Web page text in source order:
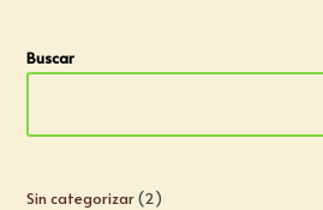
Buscar
Sin categorizar 2